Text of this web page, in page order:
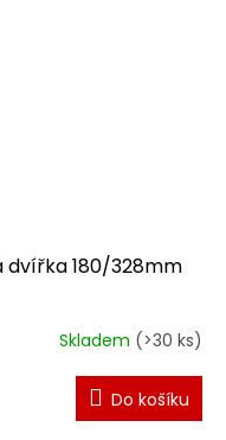
dvířka 180/328mm
Skladem (>30 ks)
Do košíku